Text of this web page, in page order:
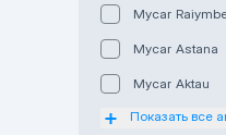
Mycar
Mycar Astana
Mycar Aktau
Mycar Uralsk
Показать все